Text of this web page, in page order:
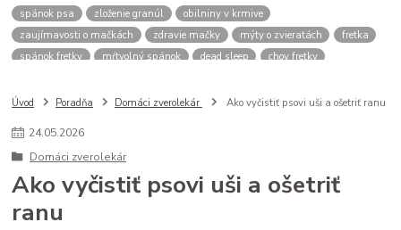
spánok psa
zloženie granúl
obilniny v krmive
zaujímavosti o mačkách
zdravie mačky mýty o zvieratách
fretka
spánok fretky
mŕtvolný spánok dead sleep
chov fretky
ako zmerať psa
meranie náhubku
náhubok pre psa
zmena času
stres u zvierat
spánok mačky
pivovarské kvasnice
srsť pes
imunita zviera
Saccharomyces cerevisiae
Úvod Poradňa Domáci zverolekár Ako vyčistiť psovi uši a ošetriť ranu
24.05.2026
Domáci zverolekár
Ako vyčistiť psovi uši a ošetriť
ranu